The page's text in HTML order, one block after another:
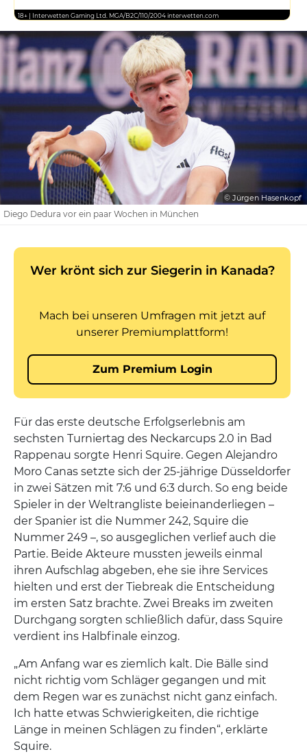
18+ | Interwetten Gaming Ltd. MGA/B2C/110/2004 interwetten.com
© Jürgen Hasenkopf
Diego Dedura vor ein paar Wochen in München
Für das erste deutsche Erfolgserlebnis am
sechsten Turniertag des Neckarcups 2.0 in Bad
Rappenau sorgte Henri Squire. Gegen Alejandro
Moro Canas setzte sich der 25-jährige Düsseldorfer
in zwei Sätzen mit 7:6 und 6:3 durch. So eng beide
Spieler in der Weltrangliste beieinanderliegen –
der Spanier ist die Nummer 242, Squire die
Nummer 249 –, so ausgeglichen verlief auch die
Partie. Beide Akteure mussten jeweils einmal
ihren Aufschlag abgeben, ehe sie ihre Services
hielten und erst der Tiebreak die Entscheidung
im ersten Satz brachte. Zwei Breaks im zweiten
Durchgang sorgten schließlich dafür, dass Squire
verdient ins Halbfinale einzog.
„Am Anfang war es ziemlich kalt. Die Bälle sind
nicht richtig vom Schläger gegangen und mit
dem Regen war es zunächst nicht ganz einfach.
Ich hatte etwas Schwierigkeiten, die richtige
Länge in meinen Schlägen zu finden“, erklärte
Squire.